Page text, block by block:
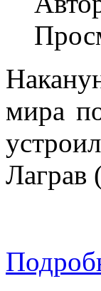
мира
Лаграв